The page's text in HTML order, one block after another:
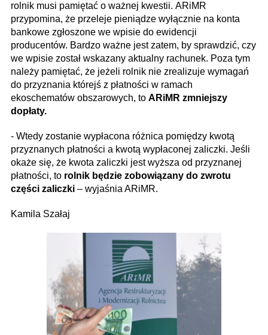
rolnik musi pamiętać o ważnej kwestii. ARiMR
przypomina, że przeleje pieniądze wyłącznie na konta
bankowe zgłoszone we wpisie do ewidencji
producentów. Bardzo ważne jest zatem, by sprawdzić, czy
we wpisie został wskazany aktualny rachunek. Poza tym
należy pamiętać, że jeżeli rolnik nie zrealizuje wymagań
do przyznania którejś z płatności w ramach
ekoschematów obszarowych, to ARiMR zmniejszy
dopłaty.
- Wtedy zostanie wypłacona różnica pomiędzy kwotą
przyznanych płatności a kwotą wypłaconej zaliczki. Jeśli
okaże się, że kwota zaliczki jest wyższa od przyznanej
płatności, to rolnik będzie zobowiązany do zwrotu
części zaliczki – wyjaśnia ARiMR.
Kamila Szałaj